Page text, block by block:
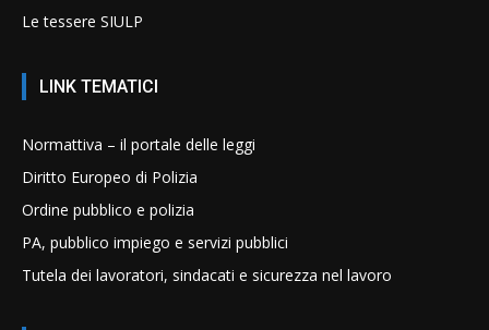
Le tessere SIULP
LINK TEMATICI
Normattiva – il portale delle leggi
Diritto Europeo di Polizia
Ordine pubblico e polizia
PA, pubblico impiego e servizi pubblici
Tutela dei lavoratori, sindacati e sicurezza nel lavoro